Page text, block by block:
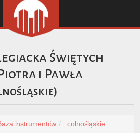
Świętych
i Pawła
)
instrumentów
dolnośląskie